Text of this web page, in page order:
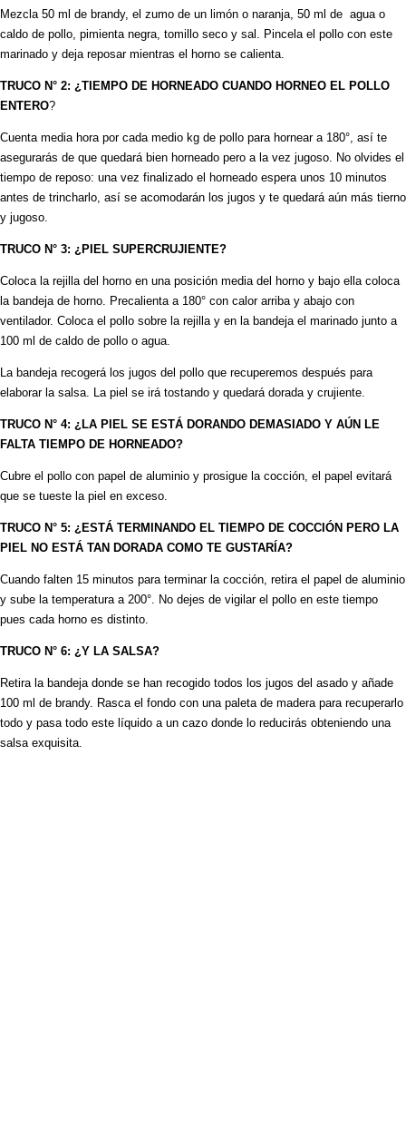
Mezcla 50 ml de brandy, el zumo de un limón o naranja, 50 ml de agua o
caldo de pollo, pimienta negra, tomillo seco y sal. Pincela el pollo con este
marinado y deja reposar mientras el horno se calienta.
TRUCO N° 2: ¿TIEMPO DE HORNEADO CUANDO HORNEO EL POLLO
ENTERO?
Cuenta media hora por cada medio kg de pollo para hornear a 180°, así te
asegurarás de que quedará bien horneado pero a la vez jugoso. No olvides el
tiempo de reposo: una vez finalizado el horneado espera unos 10 minutos
antes de trincharlo, así se acomodarán los jugos y te quedará aún más tierno
y jugoso.
TRUCO N° 3: ¿PIEL SUPERCRUJIENTE?
Coloca la rejilla del horno en una posición media del horno y bajo ella coloca
la bandeja de horno. Precalienta a 180° con calor arriba y abajo con
ventilador. Coloca el pollo sobre la rejilla y en la bandeja el marinado junto a
100 ml de caldo de pollo o agua.
La bandeja recogerá los jugos del pollo que recuperemos después para
elaborar la salsa. La piel se irá tostando y quedará dorada y crujiente.
TRUCO N° 4: ¿LA PIEL SE ESTÁ DORANDO DEMASIADO Y AÚN LE
FALTA TIEMPO DE HORNEADO?
Cubre el pollo con papel de aluminio y prosigue la cocción, el papel evitará
que se tueste la piel en exceso.
TRUCO N° 5: ¿ESTÁ TERMINANDO EL TIEMPO DE COCCIÓN PERO LA
PIEL NO ESTÁ TAN DORADA COMO TE GUSTARÍA?
Cuando falten 15 minutos para terminar la cocción, retira el papel de aluminio
y sube la temperatura a 200°. No dejes de vigilar el pollo en este tiempo
pues cada horno es distinto.
TRUCO N° 6: ¿Y LA SALSA?
Retira la bandeja donde se han recogido todos los jugos del asado y añade
100 ml de brandy. Rasca el fondo con una paleta de madera para recuperarlo
todo y pasa todo este líquido a un cazo donde lo reducirás obteniendo una
salsa exquisita.